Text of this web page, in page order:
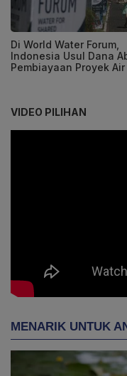
Di World Water Forum,
Indonesia Usul Dana
Pembiayaan Proyek Air
VIDEO PILIHAN